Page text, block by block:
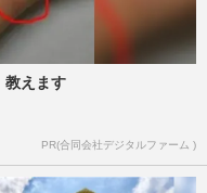
教えます
PR(合同会社デジタルファーム )